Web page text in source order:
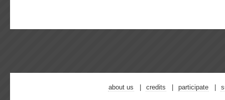
about us credits participate